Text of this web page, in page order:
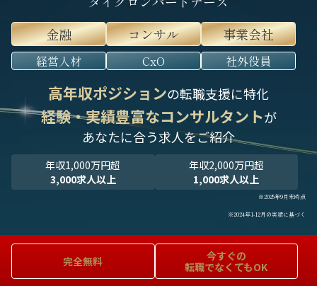
金融
コンサル 事業会社
経営人材 CxO 社外役員
高年収ポジションの転職支援に特化
経験・実績豊富なコンサルタントが
あなたに合う求人をご紹介
年収1,000万円超
3,000求人以上
年収2,000万円超
1,000求人以上
※2025年9月末時点
※2024年1-12月の実績に基づく
完全無料
今すぐの
転職でなくてもOK